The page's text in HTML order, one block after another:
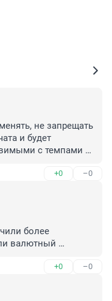
не запрещать
и будет
с темпами
повышаться.
+0 –0
более
валютный
на доллары
+0 –0